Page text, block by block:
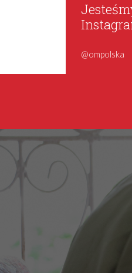
@ompolska